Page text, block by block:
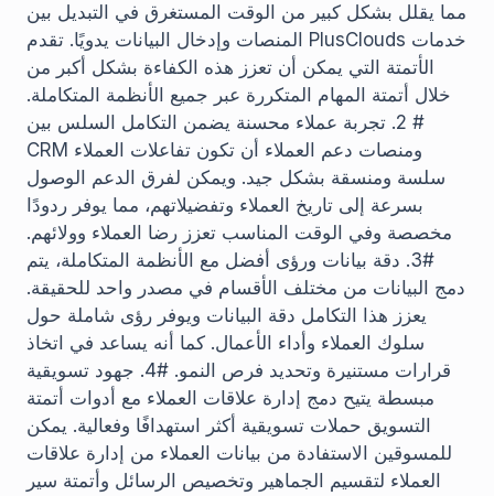
مما يقلل بشكل كبير من الوقت المستغرق في التبديل بين
المنصات وإدخال البيانات يدويًا. تقدم PlusClouds خدمات
الأتمتة التي يمكن أن تعزز هذه الكفاءة بشكل أكبر من
خلال أتمتة المهام المتكررة عبر جميع الأنظمة المتكاملة.
# 2. تجربة عملاء محسنة يضمن التكامل السلس بين
CRM ومنصات دعم العملاء أن تكون تفاعلات العملاء
سلسة ومنسقة بشكل جيد. ويمكن لفرق الدعم الوصول
بسرعة إلى تاريخ العملاء وتفضيلاتهم، مما يوفر ردودًا
مخصصة وفي الوقت المناسب تعزز رضا العملاء وولائهم.
#3. دقة بيانات ورؤى أفضل مع الأنظمة المتكاملة، يتم
دمج البيانات من مختلف الأقسام في مصدر واحد للحقيقة.
يعزز هذا التكامل دقة البيانات ويوفر رؤى شاملة حول
سلوك العملاء وأداء الأعمال. كما أنه يساعد في اتخاذ
قرارات مستنيرة وتحديد فرص النمو. #4. جهود تسويقية
مبسطة يتيح دمج إدارة علاقات العملاء مع أدوات أتمتة
التسويق حملات تسويقية أكثر استهدافًا وفعالية. يمكن
للمسوقين الاستفادة من بيانات العملاء من إدارة علاقات
العملاء لتقسيم الجماهير وتخصيص الرسائل وأتمتة سير